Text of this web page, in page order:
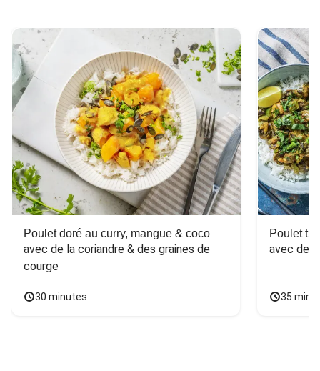
Poulet doré au curry, mangue & coco
avec de la coriandre & des graines de
courge
30 minutes
Poulet
avec des
35